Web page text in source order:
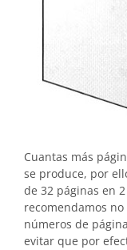
Cuantas más
se produce, por
de 32 páginas en
recomendamos
números de
evitar que por